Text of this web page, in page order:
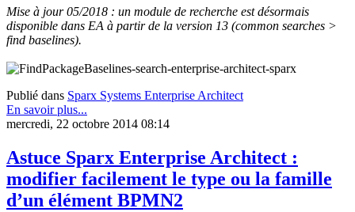
Mise à jour 05/2018 : un module de recherche est désormais
disponible dans EA à partir de la version 13 (common searches >
find baselines).
Publié dans Sparx Systems Enterprise Architect
En savoir plus...
mercredi, 22 octobre 2014 08:14
Astuce Sparx Enterprise Architect :
modifier facilement le type ou la famille
d’un élément BPMN2